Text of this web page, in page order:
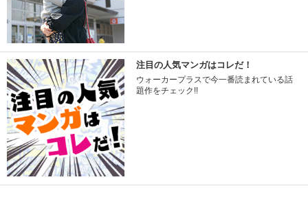
注目の人気マンガはコレだ！
ウォーカープラスで今一番読まれている話
題作をチェック!!